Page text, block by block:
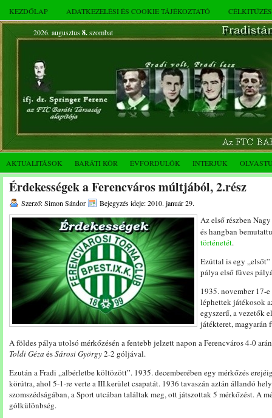
KEZDŐLAP ADATKEZELÉSI ÉS COOKIE TÁJÉKOZTATÓ
2026. augusztus 8.szombat
AKTUALITÁSOK BARÁTI KÖR ÉVFORDULÓK INTERJÚK
Érdekességek a Ferencváros múltjából, 2.rész
Szerző: Simon Sándor Bejegyzés ideje: 2010. január 29.
Az első részben
és hangban
történetét.
Ezúttal is egy
pálya első füves
1935. november 17-
léphettek játékosok
egyszerű, a vezetők
játékteret, magyarán
A földes pálya utolsó mérkőzésén a fentebb jelzett napon a Ferencváros 4-0
Toldi Géza ésSárosi György2-2 góljával.
Ezután a Fradi „albérletbe költözött”. 1935. decemberében egy mérkőzés
körútra, ahol 5-1-re verte a III.kerület csapatát. 1936 tavaszán aztán állandó
szomszédságában, a Sport utcában találtak meg, ott játszottak 5 mérkőzést. A
gólkülönbség.